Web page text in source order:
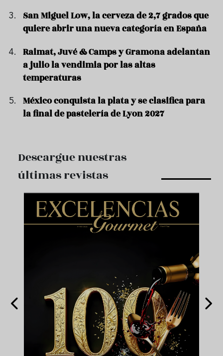
San Miguel Low, la cerveza de 2,7 grados que
quiere abrir una nueva categoría en España
Raimat, Juvé & Camps y Gramona adelantan
a julio la vendimia por las altas
temperaturas
México conquista la plata y se clasifica para
la final de pastelería de Lyon 2027
Descargue nuestras
últimas revistas